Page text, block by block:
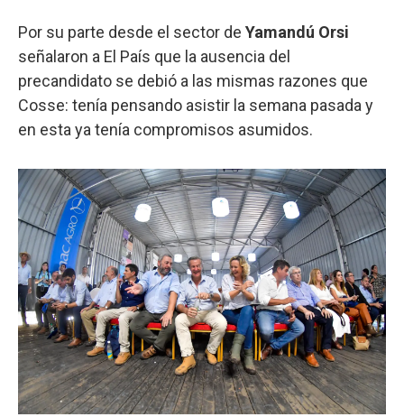
Por su parte desde el sector de Yamandú Orsi
señalaron a El País que la ausencia del
precandidato se debió a las mismas razones que
Cosse: tenía pensando asistir la semana pasada y
en esta ya tenía compromisos asumidos.